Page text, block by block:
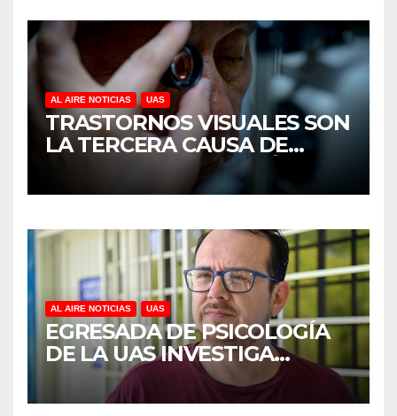
AL AIRE NOTICIAS UAS
TRASTORNOS VISUALES SON
LA TERCERA CAUSA DE
DISCAPACIDAD EN MÉXICO,
REVELA ESTUDIO DEL
AL AIRE NOTICIAS UAS
EGRESADA DE PSICOLOGÍA
DE LA UAS INVESTIGA
DUELO ANTICIPADO Y
SOBRECARGA EN